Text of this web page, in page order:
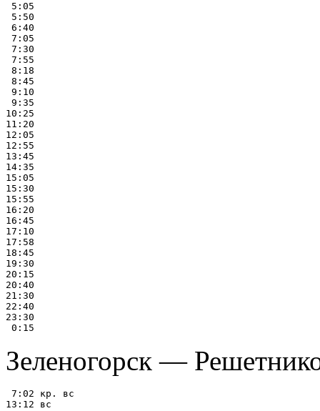
5:05
5:50
6:40
7:05
7:30
7:55
8:18
8:45
9:10
9:35
10:25
11:20
12:05
12:55
13:45
14:35
15:05
15:30
15:55
16:20
16:45
17:10
17:58
18:45
19:30
20:15
20:40
21:30
22:40
23:30
Зеленогорск —
7:02 кр. вс
13:12 вс